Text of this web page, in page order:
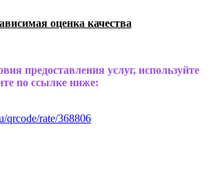
оценка качества
предоставления услуг, используйте
по ссылке ниже:
qrcode/rate/368806